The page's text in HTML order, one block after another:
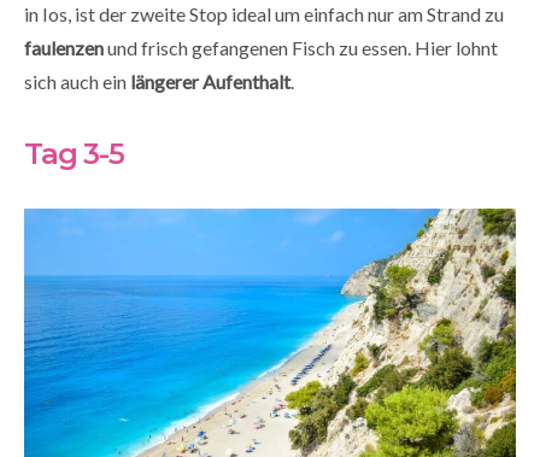
in Ios, ist der zweite Stop ideal um einfach nur am Strand zu
faulenzenund frisch gefangenen Fisch zu essen. Hier lohnt
sich auch ein längerer Aufenthalt.
Tag 3-5